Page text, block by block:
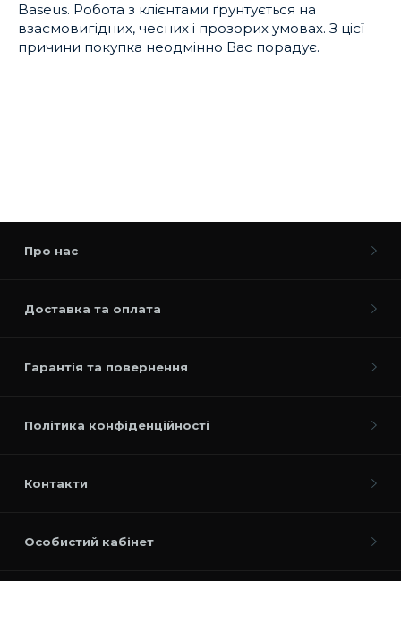
Baseus. Робота з клієнтами ґрунтується на
взаємовигідних, чесних і прозорих умовах. З цієї
причини покупка неодмінно Вас порадує.
Про нас
Доставка та оплата
Гарантія та повернення
Політика конфіденційності
Контакти
Особистий кабінет